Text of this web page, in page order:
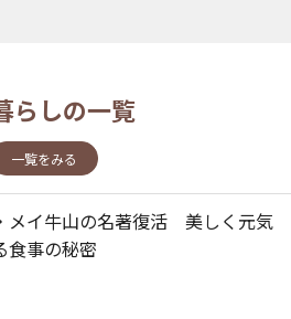
らしの一覧
一覧をみる
メイ牛山の名著復活 美しく元気
食事の秘密